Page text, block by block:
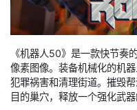
《机器人50》是一款快节奏
像素图像。装备机械化的机
犯罪祸害和清理街道。摧毁
目的巢穴，释放一个强化武器